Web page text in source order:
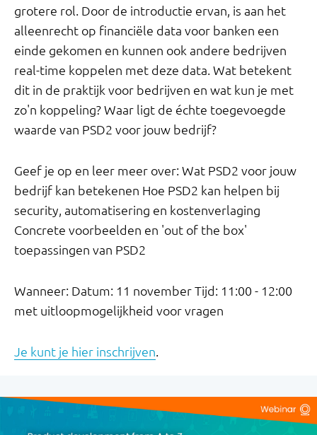
grotere rol. Door de introductie ervan, is aan het
alleenrecht op financiële data voor banken een
einde gekomen en kunnen ook andere bedrijven
real-time koppelen met deze data. Wat betekent
dit in de praktijk voor bedrijven en wat kun je met
zo'n koppeling? Waar ligt de échte toegevoegde
waarde van PSD2 voor jouw bedrijf?
Geef je op en leer meer over: Wat PSD2 voor jouw
bedrijf kan betekenen Hoe PSD2 kan helpen bij
security, automatisering en kostenverlaging
Concrete voorbeelden en 'out of the box'
toepassingen van PSD2
Wanneer: Datum: 11 november Tijd: 11:00 - 12:00
met uitloopmogelijkheid voor vragen
Je kunt je hier inschrijven